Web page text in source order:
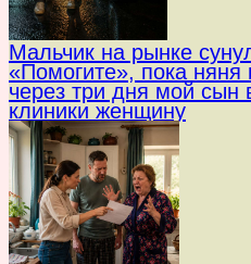
Мальчик на рынке
«Помогите», пока
через три дня мой сын
клиники женщину